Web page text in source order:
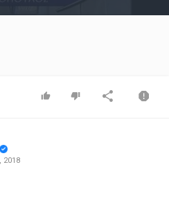
Video
2018